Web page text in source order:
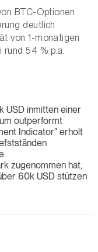
BTC-Optionen
deutlich
von 1-monatigen
54 % p.a.
USD inmitten einer
outperformt
Indicator" erholt
zugenommen hat,
60k USD stützen